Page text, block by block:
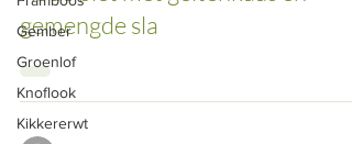
Gember
Groenlof
Knoflook
Kikkererwt
gemengde sla